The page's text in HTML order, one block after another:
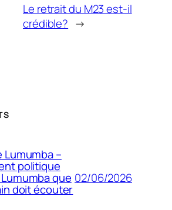
Le retrait du M23 est-il
crédible? →
Lumumba –
politique
que
doit écouter
02/06/2026